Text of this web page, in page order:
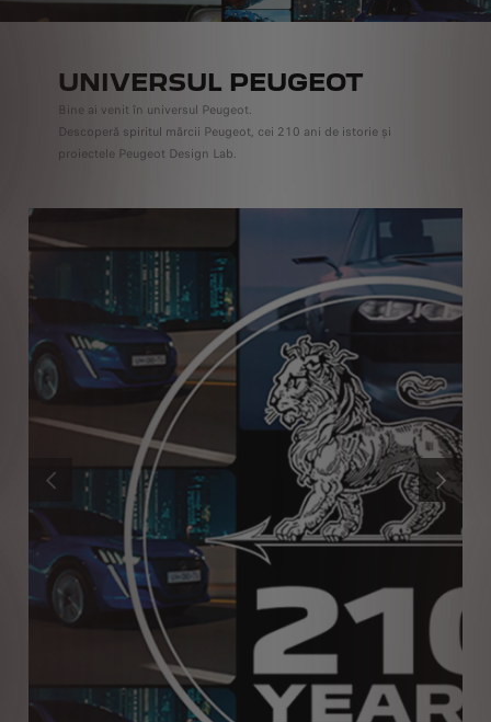
UNIVERSUL PEUGEOT
Bine ai venit în universul Peugeot.
Descoperă spiritul mărcii Peugeot, cei 210 ani de istorie și
proiectele Peugeot Design Lab.